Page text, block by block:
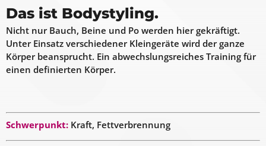
Das ist Bodystyling.
Nicht nur Bauch, Beine und Po werden hier gekräftigt.
Unter Einsatz verschiedener Kleingeräte wird der ganze
Körper beansprucht. Ein abwechslungsreiches Training für
einen definierten Körper.
Schwerpunkt: Kraft, Fettverbrennung